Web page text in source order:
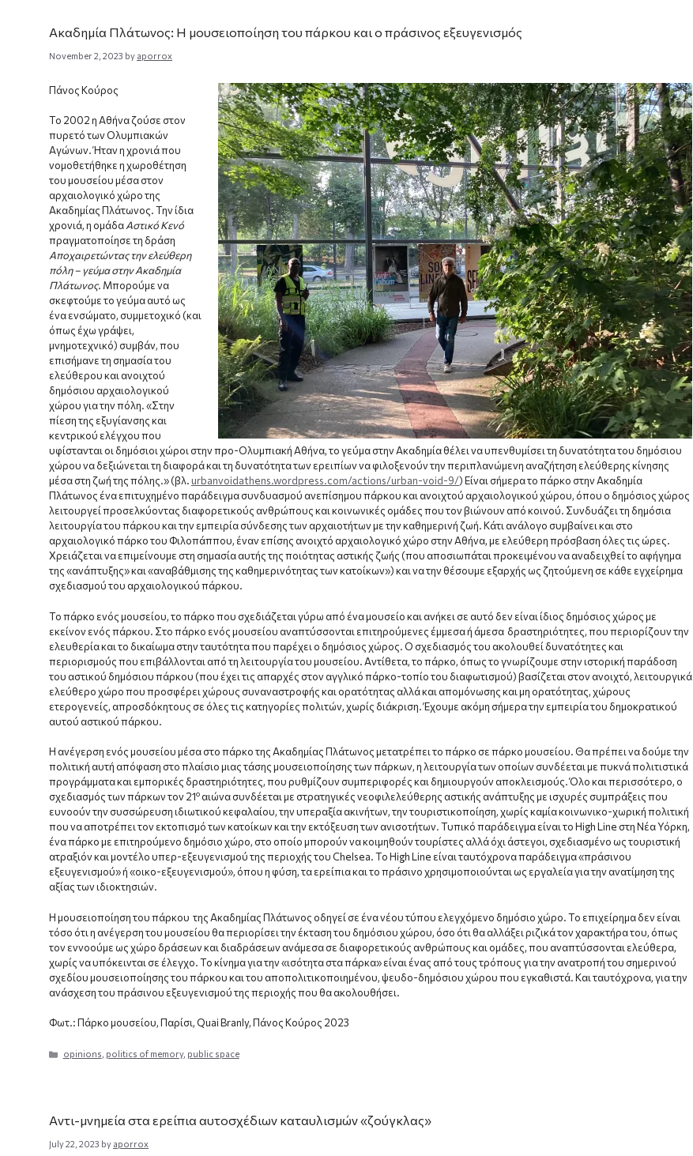
Ακαδημία Πλάτωνος: Η μουσειοποίηση του πάρκου και ο πράσινος εξευγενισμός
November 2, 2023 by aporrox
Πάνος Κούρος
Το 2002 η Αθήνα ζούσε στον
πυρετό των Ολυμπιακών
Αγώνων. Ήταν η χρονιά που
νομοθετήθηκε η χωροθέτηση
του μουσείου μέσα στον
αρχαιολογικό χώρο της
Ακαδημίας Πλάτωνος. Την ίδια
χρονιά, η ομάδαΑστικό Κενό
πραγματοποίησε τη δράση
Αποχαιρετώντας την ελεύθερη
πόλη – γεύμα στην Ακαδημία
Πλάτωνος. Μπορούμε να
σκεφτούμε το γεύμα αυτό ως
ένα ενσώματο, συμμετοχικό (και
όπως έχω γράψει,
μνημοτεχνικό) συμβάν, που
επισήμανε τη σημασία του
ελεύθερου και ανοιχτού
δημόσιου αρχαιολογικού
χώρου για την πόλη. «Στην
πίεση της εξυγίανσης και
κεντρικού ελέγχου που
υφίστανται οι δημόσιοι χώροι στην προ-Ολυμπιακή Αθήνα, το γεύμα στην Ακαδημία θέλει να υπενθυμίσει τη δυνατότητα του δημόσιου
χώρου να δεξιώνεται τη διαφορά και τη δυνατότητα των ερειπίων να φιλοξενούν την περιπλανώμενη αναζήτηση ελεύθερης κίνησης
μέσα στη ζωή της πόλης.» (βλ.urbanvoidathens.wordpress.com/actions/urban-void-9/) Είναι σήμερα το πάρκο στην Ακαδημία
Πλάτωνος ένα επιτυχημένο παράδειγμα συνδυασμού ανεπίσημου πάρκου και ανοιχτού αρχαιολογικού χώρου, όπου ο δημόσιος χώρος
λειτουργεί προσελκύοντας διαφορετικούς ανθρώπους και κοινωνικές ομάδες που τον βιώνουν από κοινού. Συνδυάζει τη δημόσια
λειτουργία του πάρκου και την εμπειρία σύνδεσης των αρχαιοτήτων με την καθημερινή ζωή. Κάτι ανάλογο συμβαίνει και στο
αρχαιολογικό πάρκο του Φιλοπάππου, έναν επίσης ανοιχτό αρχαιολογικό χώρο στην Αθήνα, με ελεύθερη πρόσβαση όλες τις ώρες.
Χρειάζεται να επιμείνουμε στη σημασία αυτής της ποιότητας αστικής ζωής (που αποσιωπάται προκειμένου να αναδειχθεί το αφήγημα
της «ανάπτυξης» και «αναβάθμισης της καθημερινότητας των κατοίκων») και να την θέσουμε εξαρχής ως ζητούμενη σε κάθε εγχείρημα
σχεδιασμού του αρχαιολογικού πάρκου.
Το πάρκο ενός μουσείου, το πάρκο που σχεδιάζεται γύρω από ένα μουσείο και ανήκει σε αυτό δεν είναι ίδιος δημόσιος χώρος με
εκείνον ενός πάρκου. Στο πάρκο ενός μουσείου αναπτύσσονται επιτηρούμενες έμμεσα ή άμεσα δραστηριότητες, που περιορίζουν την
ελευθερία και το δικαίωμα στην ταυτότητα που παρέχει ο δημόσιος χώρος. Ο σχεδιασμός του ακολουθεί δυνατότητες και
περιορισμούς που επιβάλλονται από τη λειτουργία του μουσείου. Αντίθετα, το πάρκο, όπως το γνωρίζουμε στην ιστορική παράδοση
του αστικού δημόσιου πάρκου (που έχει τις απαρχές στον αγγλικό πάρκο-τοπίο του διαφωτισμού) βασίζεται στον ανοιχτό, λειτουργικά
ελεύθερο χώρο που προσφέρει χώρους συναναστροφής και ορατότητας αλλά και απομόνωσης και μη ορατότητας, χώρους
ετερογενείς, απροσδόκητους σε όλες τις κατηγορίες πολιτών, χωρίς διάκριση. Έχουμε ακόμη σήμερα την εμπειρία του δημοκρατικού
αυτού αστικού πάρκου.
Η ανέγερση ενός μουσείου μέσα στο πάρκο της Ακαδημίας Πλάτωνος μετατρέπει το πάρκο σε πάρκο μουσείου. Θα πρέπει να δούμε την
πολιτική αυτή απόφαση στο πλαίσιο μιας τάσης μουσειοποίησης των πάρκων, η λειτουργία των οποίων συνδέεται με πυκνά πολιτιστικά
προγράμματα και εμπορικές δραστηριότητες, που ρυθμίζουν συμπεριφορές και δημιουργούν αποκλεισμούς. Όλο και περισσότερο, ο
σχεδιασμός των πάρκων τον 21οαιώνα συνδέεται με στρατηγικές νεοφιλελεύθερης αστικής ανάπτυξης με ισχυρές συμπράξεις που
ευνοούν την συσσώρευση ιδιωτικού κεφαλαίου, την υπεραξία ακινήτων, την τουριστικοποίηση, χωρίς καμία κοινωνικο-χωρική πολιτική
που να αποτρέπει τον εκτοπισμό των κατοίκων και την εκτόξευση των ανισοτήτων. Τυπικό παράδειγμα είναι το High Line στη Νέα Υόρκη,
ένα πάρκο με επιτηρούμενο δημόσιο χώρο, στο οποίο μπορούν να κοιμηθούν τουρίστες αλλά όχι άστεγοι, σχεδιασμένο ως τουριστική
ατραξιόν και μοντέλο υπερ-εξευγενισμού της περιοχής του Chelsea. Το High Line είναι ταυτόχρονα παράδειγμα «πράσινου
εξευγενισμού» ή «οικο-εξευγενισμού», όπου η φύση, τα ερείπια και το πράσινο χρησιμοποιούνται ως εργαλεία για την ανατίμηση της
αξίας των ιδιοκτησιών.
Η μουσειοποίηση του πάρκου της Ακαδημίας Πλάτωνος οδηγεί σε ένα νέου τύπου ελεγχόμενο δημόσιο χώρο. Το επιχείρημα δεν είναι
τόσο ότι η ανέγερση του μουσείου θα περιορίσει την έκταση του δημόσιου χώρου, όσο ότι θα αλλάξει ριζικά τον χαρακτήρα του, όπως
τον εννοούμε ως χώρο δράσεων και διαδράσεων ανάμεσα σε διαφορετικούς ανθρώπους και ομάδες, που αναπτύσσονται ελεύθερα,
χωρίς να υπόκεινται σε έλεγχο. Το κίνημα για την «ισότητα στα πάρκα» είναι ένας από τους τρόπους για την ανατροπή του σημερινού
σχεδίου μουσειοποίησης του πάρκου και του αποπολιτικοποιημένου, ψευδο-δημόσιου χώρου που εγκαθιστά. Και ταυτόχρονα, για την
ανάσχεση του πράσινου εξευγενισμού της περιοχής που θα ακολουθήσει.
Φωτ.: Πάρκο μουσείου, Παρίσι, Quai Branly, Πάνος Κούρος 2023
Categories
opinions, politics of memory, public space
Aντι-μνημεία στα ερείπια αυτοσχέδιων καταυλισμών «ζούγκλας»
July 22, 2023 by aporrox